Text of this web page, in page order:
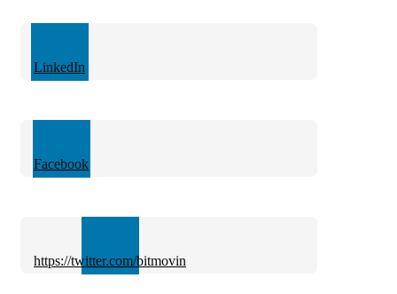
LinkedIn
Facebook
https://twitter.com/bitmovin